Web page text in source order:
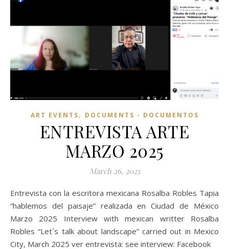
ART EVENTS, DOCUMENTS - DOCUMENTOS
ENTREVISTA ARTE
MARZO 2025
March 26, 2025
Entrevista con la escritora mexicana Rosalba Robles Tapia
“hablemos del paisaje” realizada en Ciudad de México
Marzo 2025 Interview with mexican writter Rosalba
Robles “Let´s talk about landscape” carried out in Mexico
City, March 2025 ver entrevista: see interview: Facebook